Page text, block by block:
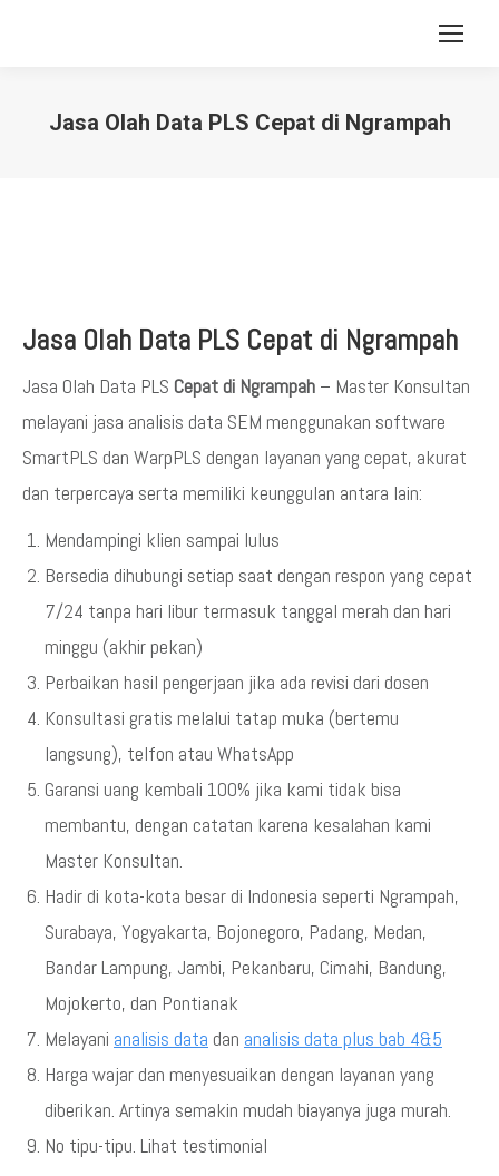
Jasa Olah Data PLS Cepat di Ngrampah
Jasa Olah Data PLS Cepat di Ngrampah
Jasa Olah Data PLS Cepat di Ngrampah – Master Konsultan
melayani jasa analisis data SEM menggunakan software
SmartPLS dan WarpPLS dengan layanan yang cepat, akurat
dan terpercaya serta memiliki keunggulan antara lain:
Mendampingi klien sampai lulus
Bersedia dihubungi setiap saat dengan respon yang cepat
7/24 tanpa hari libur termasuk tanggal merah dan hari
minggu (akhir pekan)
Perbaikan hasil pengerjaan jika ada revisi dari dosen
Konsultasi gratis melalui tatap muka (bertemu
langsung), telfon atau WhatsApp
Garansi uang kembali 100% jika kami tidak bisa
membantu, dengan catatan karena kesalahan kami
Master Konsultan.
Hadir di kota-kota besar di Indonesia seperti Ngrampah,
Surabaya, Yogyakarta, Bojonegoro, Padang, Medan,
Bandar Lampung, Jambi, Pekanbaru, Cimahi, Bandung,
Mojokerto, dan Pontianak
Melayani analisis data dan analisis data plus bab 4&5
Harga wajar dan menyesuaikan dengan layanan yang
diberikan. Artinya semakin mudah biayanya juga murah.
No tipu-tipu. Lihat testimonial